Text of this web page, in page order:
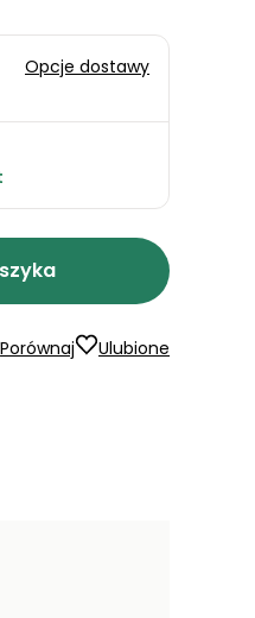
Opcje dostawy
Porównaj Ulubione